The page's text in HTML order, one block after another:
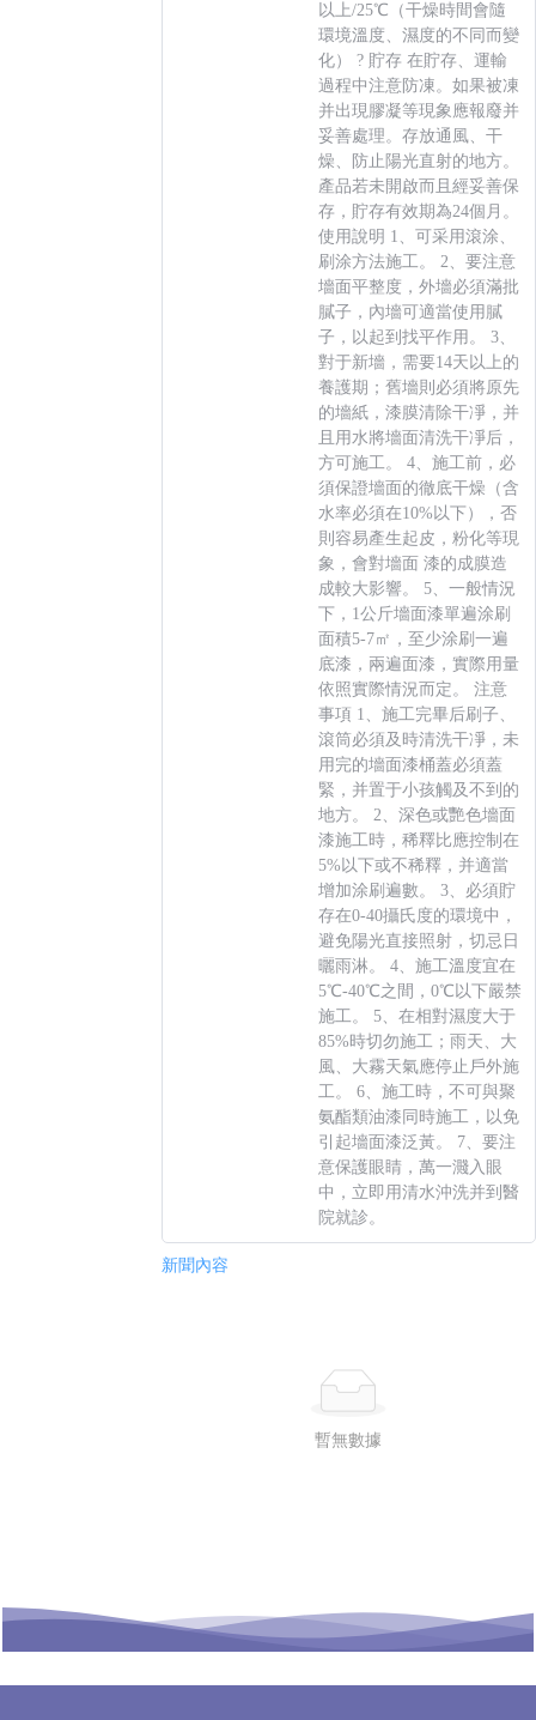
以上/25℃（干燥時間會隨
環境溫度、濕度的不同而變
化） ? 貯存 在貯存、運輸
過程中注意防凍。如果被凍
并出現膠凝等現象應報廢并
妥善處理。存放通風、干
燥、防止陽光直射的地方。
產品若未開啟而且經妥善保
存，貯存有效期為24個月。
使用說明 1、可采用滾涂、
刷涂方法施工。 2、要注意
墻面平整度，外墻必須滿批
膩子，內墻可適當使用膩
子，以起到找平作用。 3、
對于新墻，需要14天以上的
養護期；舊墻則必須將原先
的墻紙，漆膜清除干凈，并
且用水將墻面清洗干凈后，
方可施工。 4、施工前，必
須保證墻面的徹底干燥（含
水率必須在10%以下），否
則容易產生起皮，粉化等現
象，會對墻面 漆的成膜造
成較大影響。 5、一般情況
下，1公斤墻面漆單遍涂刷
面積5-7㎡，至少涂刷一遍
底漆，兩遍面漆，實際用量
依照實際情況而定。 注意
事項 1、施工完畢后刷子、
滾筒必須及時清洗干凈，未
用完的墻面漆桶蓋必須蓋
緊，并置于小孩觸及不到的
地方。 2、深色或艷色墻面
漆施工時，稀釋比應控制在
5%以下或不稀釋，并適當
增加涂刷遍數。 3、必須貯
存在0-40攝氏度的環境中，
避免陽光直接照射，切忌日
曬雨淋。 4、施工溫度宜在
5℃-40℃之間，0℃以下嚴禁
施工。 5、在相對濕度大于
85%時切勿施工；雨天、大
風、大霧天氣應停止戶外施
工。 6、施工時，不可與聚
氨酯類油漆同時施工，以免
引起墻面漆泛黃。 7、要注
意保護眼睛，萬一濺入眼
中，立即用清水沖洗并到醫
院就診。
新聞內容
暫無數據